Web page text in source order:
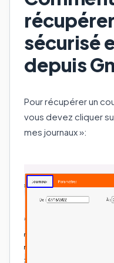
sécurisé
depuis
Pour récupérer un
vous devez cliquer
mes journaux »: